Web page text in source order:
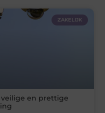
ZAKELIJK
en prettige